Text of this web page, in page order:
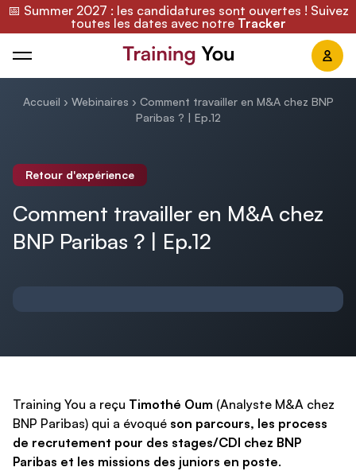
📅 Summer 2027 : les candidatures sont ouvertes ! Suivez
toutes les dates avec notre Tracker
Training You
Accueil › Webinaires › Comment travailler en M&A chez BNP
Paribas ? | Ep.12
Retour d'expérience
Comment travailler en M&A chez
BNP Paribas ? | Ep.12
Training You a reçu Timothé Oum (Analyste M&A chez
BNP Paribas) qui a évoqué son parcours, les process
de recrutement pour des stages/CDI chez BNP
Paribas et les missions des juniors en poste.